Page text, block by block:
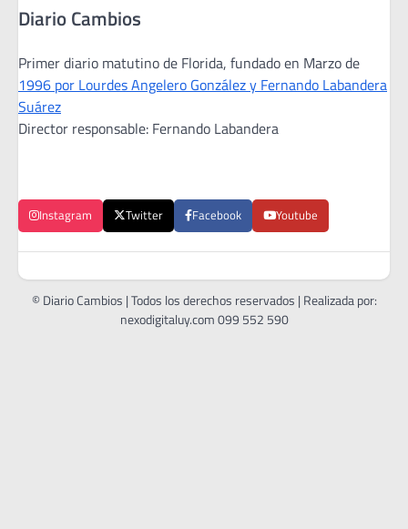
Diario Cambios
Primer diario matutino de Florida, fundado en Marzo de
1996 por Lourdes Angelero González y Fernando Labandera
Suárez
Director responsable: Fernando Labandera
Instagram Twitter Facebook Youtube